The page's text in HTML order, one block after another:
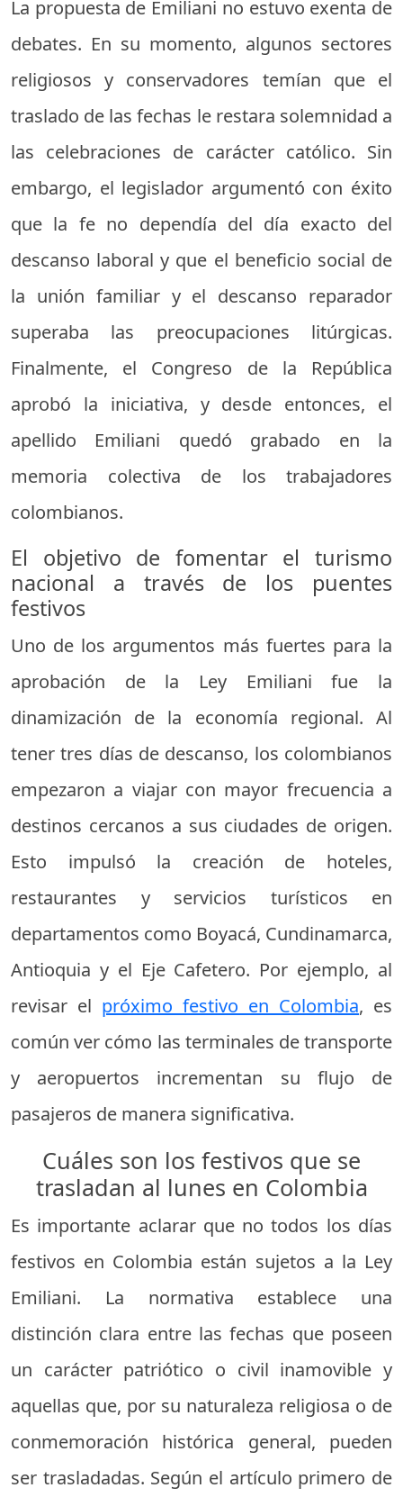
La propuesta de Emiliani no estuvo exenta de
debates. En su momento, algunos sectores
religiosos y conservadores temían que el
traslado de las fechas le restara solemnidad a
las celebraciones de carácter católico. Sin
embargo, el legislador argumentó con éxito
que la fe no dependía del día exacto del
descanso laboral y que el beneficio social de
la unión familiar y el descanso reparador
superaba las preocupaciones litúrgicas.
Finalmente, el Congreso de la República
aprobó la iniciativa, y desde entonces, el
apellido Emiliani quedó grabado en la
memoria colectiva de los trabajadores
colombianos.
El objetivo de fomentar el turismo
nacional a través de los puentes
festivos
Uno de los argumentos más fuertes para la
aprobación de la Ley Emiliani fue la
dinamización de la economía regional. Al
tener tres días de descanso, los colombianos
empezaron a viajar con mayor frecuencia a
destinos cercanos a sus ciudades de origen.
Esto impulsó la creación de hoteles,
restaurantes y servicios turísticos en
departamentos como Boyacá, Cundinamarca,
Antioquia y el Eje Cafetero. Por ejemplo, al
revisar el próximo festivo en Colombia, es
común ver cómo las terminales de transporte
y aeropuertos incrementan su flujo de
pasajeros de manera significativa.
Cuáles son los festivos que se
trasladan al lunes en Colombia
Es importante aclarar que no todos los días
festivos en Colombia están sujetos a la Ley
Emiliani. La normativa establece una
distinción clara entre las fechas que poseen
un carácter patriótico o civil inamovible y
aquellas que, por su naturaleza religiosa o de
conmemoración histórica general, pueden
ser trasladadas. Según el artículo primero de